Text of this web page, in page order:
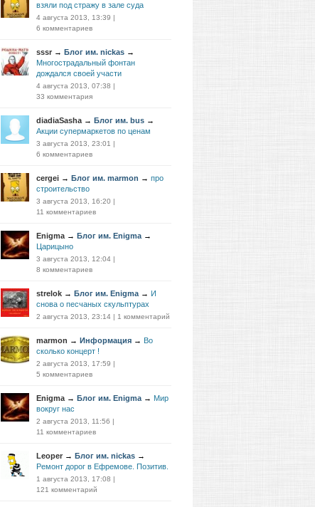
взяли под стражу в зале суда
4 августа 2013, 13:39 |
6 комментариев
sssr → Блог им. nickas →
Многострадальный фонтан
дождался своей участи
4 августа 2013, 07:38 |
33 комментария
diadiaSasha → Блог им. bus →
Акции супермаркетов по ценам
3 августа 2013, 23:01 |
6 комментариев
cergei → Блог им. marmon → про
строительство
3 августа 2013, 16:20 |
11 комментариев
Enigma → Блог им. Enigma →
Царицыно
3 августа 2013, 12:04 |
8 комментариев
strelok → Блог им. Enigma → И
снова о песчаных скульптурах
2 августа 2013, 23:14 | 1 комментарий
marmon → Информация → Во
сколько концерт !
2 августа 2013, 17:59 |
5 комментариев
Enigma → Блог им. Enigma → Мир
вокруг нас
2 августа 2013, 11:56 |
11 комментариев
Leoper → Блог им. nickas →
Ремонт дорог в Ефремове. Позитив.
1 августа 2013, 17:08 |
121 комментарий